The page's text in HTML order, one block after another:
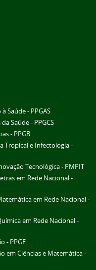
Saúde - PPGAS
Saúde - PPGCS
- PPGB
Tropical e Infectologia -
Tecnológica - PMPIT
em Rede Nacional -
em Rede Nacional -
em Rede Nacional -
- PPGE
em Ciências e Matemática -